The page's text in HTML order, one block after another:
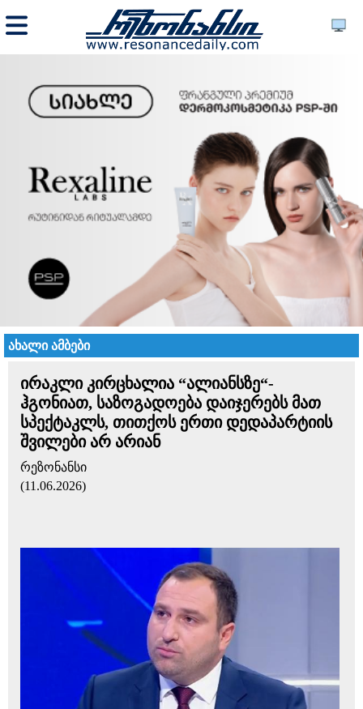
ახალი ამბები
ირაკლი კირცხალია “ალიანსზე“-
ჰგონიათ, საზოგადოება დაიჯერებს მათ
სპექტაკლს, თითქოს ერთი დედაპარტიის
შვილები არ არიან
რეზონანსი
(11.06.2026)